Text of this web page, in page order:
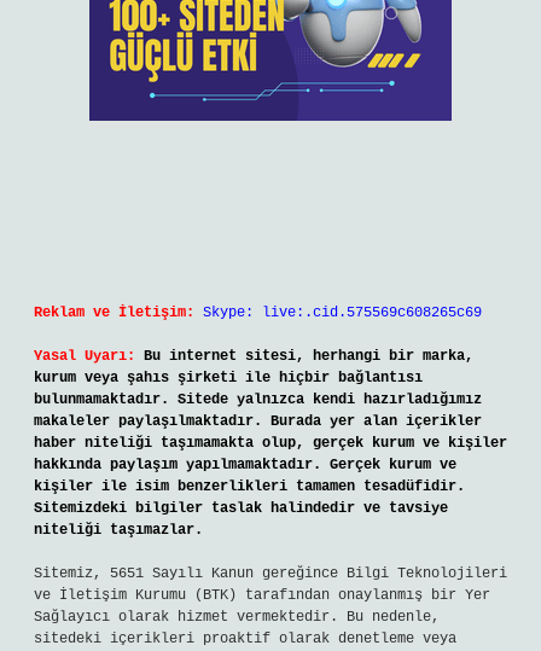
Reklam ve İletişim: Skype: live:.cid.575569c608265c69
Yasal Uyarı:
Bu internet sitesi, herhangi bir marka,
kurum veya şahıs şirketi ile hiçbir bağlantısı
bulunmamaktadır. Sitede yalnızca kendi hazırladığımız
makaleler paylaşılmaktadır. Burada yer alan içerikler
haber niteliği taşımamakta olup, gerçek kurum ve kişiler
hakkında paylaşım yapılmamaktadır. Gerçek kurum ve
kişiler ile isim benzerlikleri tamamen tesadüfidir.
Sitemizdeki bilgiler taslak halindedir ve tavsiye
niteliği taşımazlar.
Sitemiz, 5651 Sayılı Kanun gereğince Bilgi Teknolojileri
ve İletişim Kurumu (BTK) tarafından onaylanmış bir Yer
Sağlayıcı olarak hizmet vermektedir. Bu nedenle,
sitedeki içerikleri proaktif olarak denetleme veya